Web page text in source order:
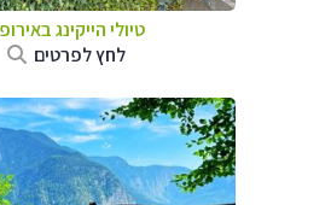
טיולי הייקינג
לחץ לפרטים